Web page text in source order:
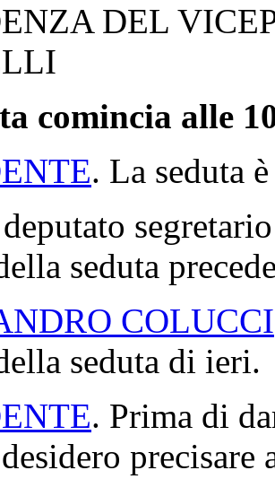
DEL
comincia alle
. La seduta
seduta
COLUCCI
seduta di ieri.
. Prima di